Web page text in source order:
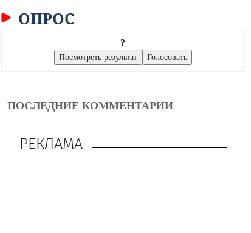
ОПРОС
?
ПОСЛЕДНИЕ КОММЕНТАРИИ
РЕКЛАМА